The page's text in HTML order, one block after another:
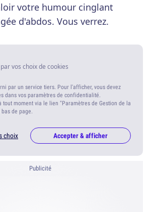
votre humour cinglant
d'abdos. Vous verrez.
vos choix de cookies
par un service tiers. Pour l'afficher, vous devez
dans vos paramètres de confidentialité.
tout moment via le lien "Paramètres de Gestion de la
de page.
choix Accepter & afficher
Publicité